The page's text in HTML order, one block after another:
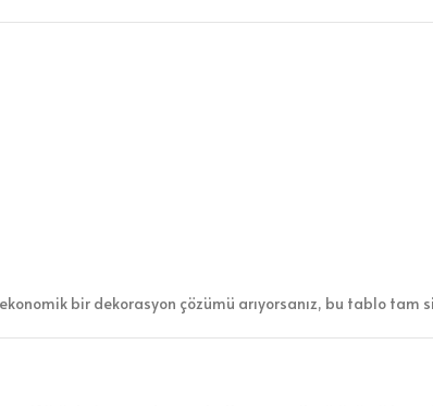
bir dekorasyon çözümü arıyorsanız, bu tablo tam